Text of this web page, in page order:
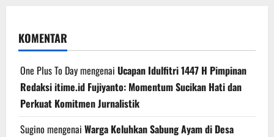
KOMENTAR
One Plus To Daymengenai Ucapan Idulfitri 1447 H Pimpinan
Redaksi itime.id Fujiyanto: Momentum Sucikan Hati dan
Perkuat Komitmen Jurnalistik
Sugino mengenai Warga Keluhkan Sabung Ayam di Desa